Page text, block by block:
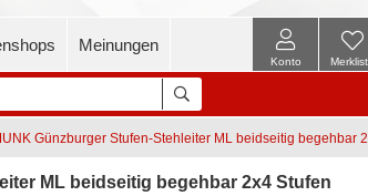
Meinungen
Konto
Günzburger Stufen-Stehleiter ML beidseitig begehbar
ML beidseitig begehbar 2x4 Stufen